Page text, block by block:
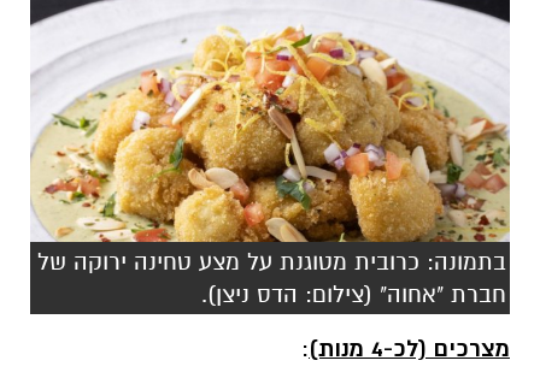
בתמונה: כרובית מטוגנת על מצע טחינה ירוקה של
חברת "אחוה" (צילום: הדס ניצן).
מצרכים (לכ-4 מנות) :